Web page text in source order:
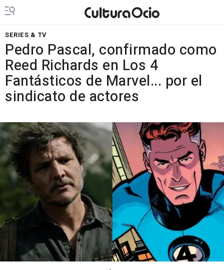
SERIES & TV
Pedro Pascal, confirmado como
Reed Richards en Los 4
Fantásticos de Marvel... por el
sindicato de actores